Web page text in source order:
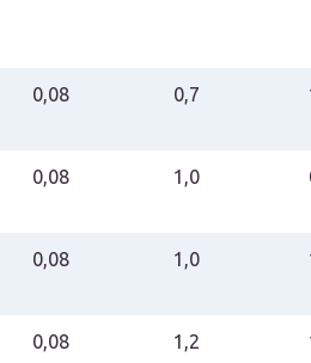
0,08 0,7
0,08 1,0
0,08 1,0
0,08 1,2